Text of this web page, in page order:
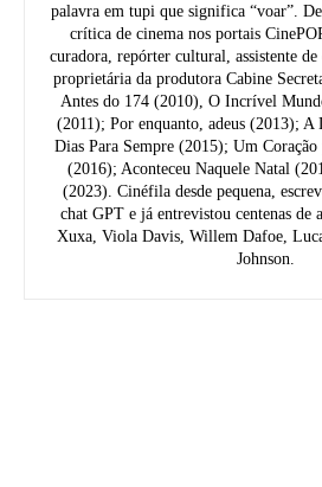
palavra em tupi que significa “voar”.
crítica de cinema nos portais
curadora, repórter cultural, assistente
proprietária da produtora Cabine
Antes do 174 (2010), O Incrível
(2011); Por enquanto, adeus (2013);
Dias Para Sempre (2015); Um
(2016); Aconteceu Naquele Natal
(2023). Cinéfila desde pequena,
chat GPT e já entrevistou centenas de
Xuxa, Viola Davis, Willem Dafoe,
Johnson.